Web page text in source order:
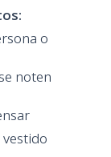
o
noten